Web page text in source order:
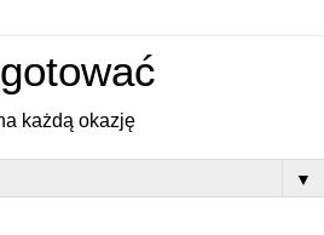
każdą okazję
▼